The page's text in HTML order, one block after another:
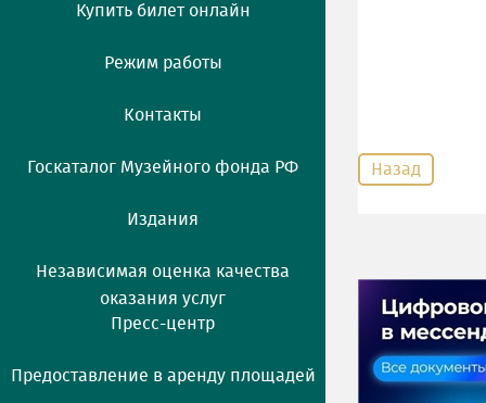
Купить билет онлайн
Режим работы
Контакты
Госкаталог Музейного фонда РФ
Издания
Независимая оценка качества
оказания услуг
Пресс-центр
Предоставление в аренду площадей
Назад